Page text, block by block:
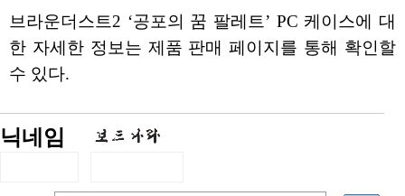
브라운더스트2 ‘공포의 꿈 팔레트’ PC 케이스에 대
한 자세한 정보는 제품 판매 페이지를 통해 확인할
수 있다.
닉네임